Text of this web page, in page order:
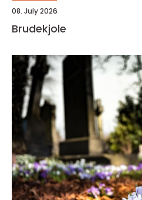
08. July 2026
Brudekjole